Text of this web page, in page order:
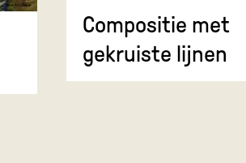
Compositie met
gekruiste lijnen